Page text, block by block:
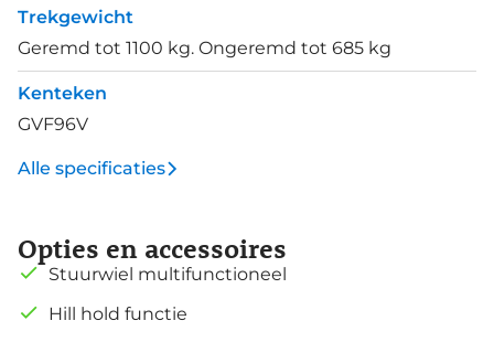
Trekgewicht
Geremd tot 1100 kg. Ongeremd tot 685 kg
Kenteken
GVF96V
Alle specificaties
Opties en accessoires
Stuurwiel multifunctioneel
Hill hold functie